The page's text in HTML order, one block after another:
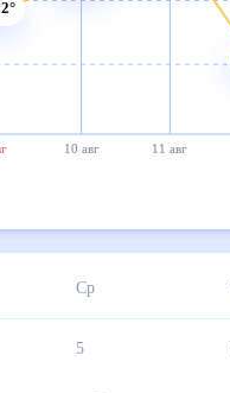
10 авг 11 авг
Ср
5